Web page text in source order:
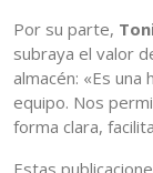
Por su parte,
subraya el valor
almacén: «Es
equipo. Nos
forma clara,